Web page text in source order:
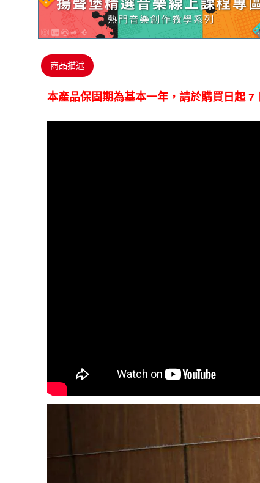
商品描述
本產品保固期為基本一年，請於購買日起 7